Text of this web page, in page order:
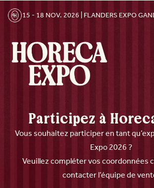
15 - 18 NOV. 2026 | FLANDERS EXPO
Participez à
Vous souhaitez participer en tant
Expo 2026 ?
Veuillez compléter vos coordonnées
contacter l’équipe de